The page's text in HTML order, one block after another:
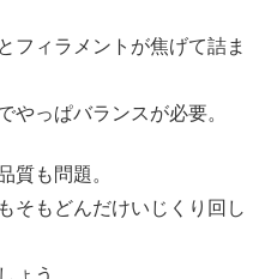
フィラメントが焦げて詰ま
やっぱバランスが必要。
質も問題。
そもどんだけいじくり回し
ょう。